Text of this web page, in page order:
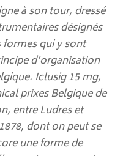
à son tour, dressé
désignés
formes qui y sont
d’organisation
Iclusig 15 mg,
prixes Belgique de
entre Ludres et
dont on peut se
une forme de